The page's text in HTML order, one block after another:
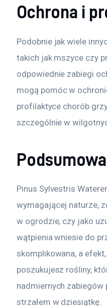
Ochrona i
Podobnie jak wiele
takich jak mszyce czy
odpowiednie zabiegi
mogą pomóc w
profilaktyce chorób
szczególnie w
Pinus Sylvestris
wymagającej naturze,
w ogrodzie, czy jako
wątpienia wniesie do
skomplikowana, a
poszukujesz rośliny,
nadmiernych zabiegów
strzałem w dziesiątkę.